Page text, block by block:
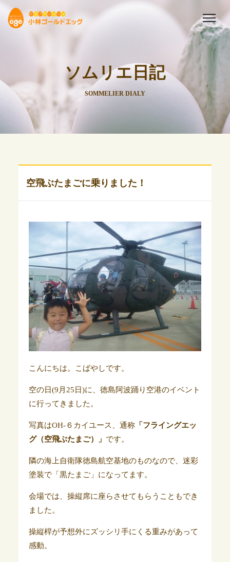
ソムリエ日記
SOMMELIER DIALY
空飛ぶたまごに乗りました！
こんにちは。こばやしです。
空の日(9月25日)に、徳島阿波踊り空港のイベント
に行ってきました。
写真はOH-６カイユース、通称「フライングエッ
グ（空飛ぶたまご）」 です。
隣の海上自衛隊徳島航空基地のものなので、迷彩
塗装で「黒たまご」になってます。
会場では、操縦席に座らさせてもらうこともでき
ました。
操縦桿が予想外にズッシリ手にくる重みがあって
感動。